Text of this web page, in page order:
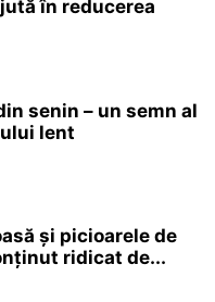
în reducerea
senin – un semn al
lent
și picioarele de
ridicat de...